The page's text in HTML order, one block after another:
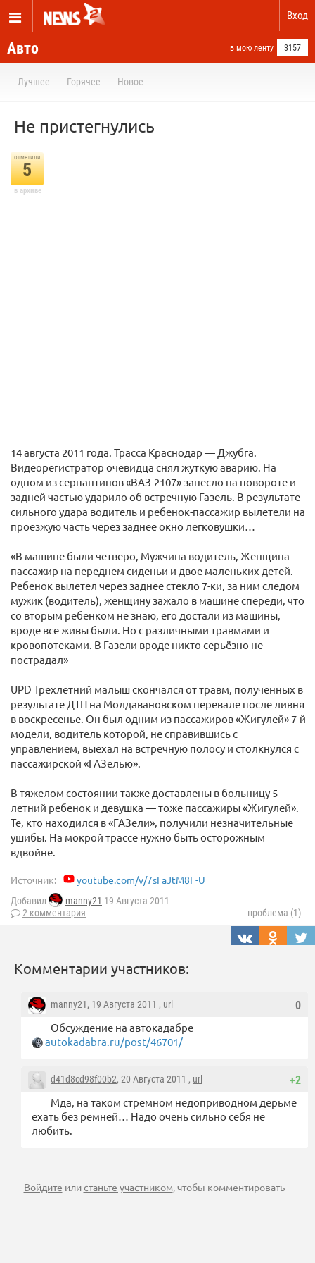
Вход
Авто в мою ленту 3157
Лучшее Горячее Новое
Не пристегнулись
отметили
5
в архиве
14 августа 2011 года. Трасса Краснодар — Джубга.
Видеорегистратор очевидца снял жуткую аварию. На
одном из серпантинов «ВАЗ-2107» занесло на повороте и
задней частью ударило об встречную Газель. В результате
сильного удара водитель и ребенок-пассажир вылетели на
проезжую часть через заднее окно легковушки…
«В машине были четверо, Мужчина водитель, Женщина
пассажир на переднем сиденьи и двое маленьких детей.
Ребенок вылетел через заднее стекло 7-ки, за ним следом
мужик (водитель), женщину зажало в машине спереди, что
со вторым ребенком не знаю, его достали из машины,
вроде все живы были. Но с различными травмами и
кровопотеками. В Газели вроде никто серьёзно не
пострадал»
UPD Трехлетний малыш скончался от травм, полученных в
результате ДТП на Молдавановском перевале после ливня
в воскресенье. Он был одним из пассажиров «Жигулей» 7-й
модели, водитель которой, не справившись с
управлением, выехал на встречную полосу и столкнулся с
пассажирской «ГАЗелью».
В тяжелом состоянии также доставлены в больницу 5-
летний ребенок и девушка — тоже пассажиры «Жигулей».
Те, кто находился в «ГАЗели», получили незначительные
ушибы. На мокрой трассе нужно быть осторожным
вдвойне.
Источник: youtube.com/v/7sFaJtM8F-U
Добавил manny21 19 Августа 2011
2 комментария
проблема (1)
Комментарии участников:
0
manny21, 19 Августа 2011 , url
Обсуждение на автокадабре
autokadabra.ru/post/46701/
+2
d41d8cd98f00b2, 20 Августа 2011 , url
Мда, на таком стремном недоприводном дерьме
ехать без ремней… Надо очень сильно себя не
любить.
Войдите илистаньте участником, чтобы комментировать